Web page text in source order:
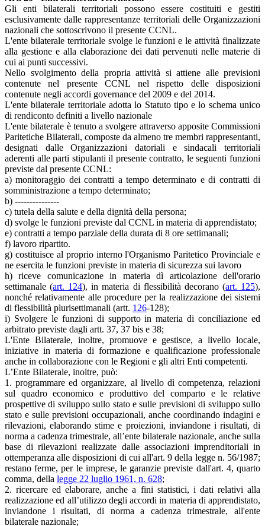
Gli enti bilaterali territoriali possono essere costituiti e gestiti
esclusivamente dalle rappresentanze territoriali delle Organizzazioni
nazionali che sottoscrivono il presente CCNL.
L'ente bilaterale territoriale svolge le funzioni e le attività finalizzate
alla gestione e alla elaborazione dei dati pervenuti nelle materie di
cui ai punti successivi.
Nello svolgimento della propria attività si attiene alle previsioni
contenute nel presente CCNL nel rispetto delle disposizioni
contenute negli accordi governance del 2009 e del 2014.
L'ente bilaterale territoriale adotta lo Statuto tipo e lo schema unico
di rendiconto definiti a livello nazionale
L'ente bilaterale è tenuto a svolgere attraverso apposite Commissioni
Paritetiche Bilaterali, composte da almeno tre membri rappresentanti,
designati dalle Organizzazioni datoriali e sindacali territoriali
aderenti alle parti stipulanti il presente contratto, le seguenti funzioni
previste dal presente CCNL:
a) monitoraggio dei contratti a tempo determinato e di contratti di
somministrazione a tempo determinato;
b) ---------------
c) tutela della salute e della dignità della persona;
d) svolge le funzioni previste dal CCNL in materia di apprendistato;
e) contratti a tempo parziale della durata di 8 ore settimanali;
f) lavoro ripartito.
g) costituisce al proprio interno l'Organismo Paritetico Provinciale e
ne esercita le funzioni previste in materia di sicurezza sui lavoro
h) riceve comunicazione in materia dì articolazione dell'orario
settimanale (art. 124), in materia di flessibilità decorano (art. 125),
nonché relativamente alle procedure per la realizzazione dei sistemi
di flessibilità plurisettimanali (artt. 126-128);
i) Svolgere le funzioni di supporto in materia di conciliazione ed
arbitrato previste dagli artt. 37, 37 bis e 38;
L'Ente Bilaterale, inoltre, promuove e gestisce, a livello locale,
iniziative in materia di formazione e qualificazione professionale
anche in collaborazione con le Regioni e gli altri Enti competenti.
L’Ente Bilaterale, inoltre, può:
1. programmare ed organizzare, al livello dì competenza, relazioni
sul quadro economico e produttivo del comparto e le relative
prospettive di sviluppo sullo stato e sulle previsioni di sviluppo sullo
stato e sulle previsioni occupazionali, anche coordinando indagini e
rilevazioni, elaborando stime e proiezioni, inviandone i risultati, di
norma a cadenza trimestrale, all’ente bilaterale nazionale, anche sulla
base di rilevazioni realizzate dalle associazioni imprenditoriali in
ottemperanza alle disposizioni di cui all'art. 9 della legge n. 56/1987;
restano ferme, per le imprese, le garanzie previste dall'art. 4, quarto
comma, della legge 22 luglio 1961, n. 628;
2. ricercare ed elaborare, anche a fini statistici, i dati relativi alla
realizzazione ed all’utilizzo degli accordi in materia di apprendistato,
inviandone i risultati, di norma a cadenza trimestrale, all'ente
bilaterale nazionale;